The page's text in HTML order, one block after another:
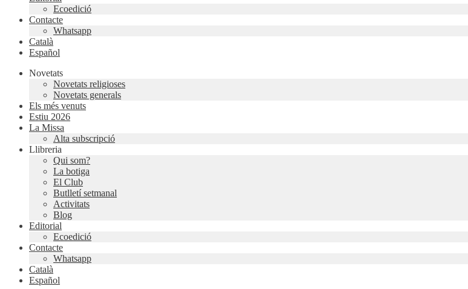
Ecoedició
Contacte
Whatsapp
Català
Español
Novetats
Novetats religioses
Novetats generals
Els més venuts
Estiu 2026
La Missa
Alta subscripció
Llibreria
Qui som?
La botiga
El Club
Butlletí setmanal
Activitats
Blog
Editorial
Ecoedició
Contacte
Whatsapp
Català
Español